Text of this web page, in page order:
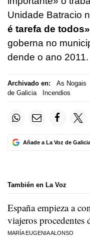
Unidade Batracio
é tarefa de
goberna no
dende o ano 2011.
Archivado en: As Nogais
de Galicia
Incendios
Añade a La Voz de
También en La Voz
España empieza a
viajeros procedentes
MARÍA EUGENIA ALONSO